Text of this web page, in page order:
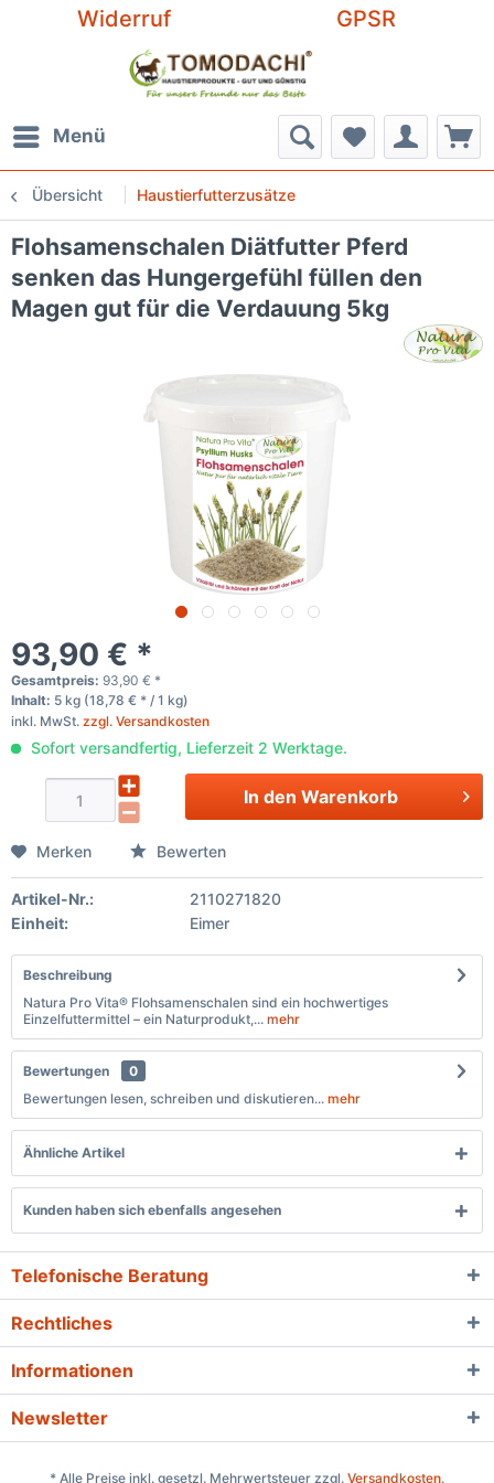
Widerruf GPSR
Menü
Übersicht Haustierfutterzusätze
Flohsamenschalen Diätfutter Pferd
senken das Hungergefühl füllen den
Magen gut für die Verdauung 5kg
93,90 € *
Gesamtpreis: 93,90 € *
Inhalt: 5 kg (18,78 € * / 1 kg)
inkl. MwSt. zzgl. Versandkosten
Sofort versandfertig, Lieferzeit 2 Werktage.
In den Warenkorb
Merken Bewerten
Artikel-Nr.:
2110271820
Einheit:
Eimer
Beschreibung
Natura Pro Vita® Flohsamenschalen sind ein hochwertiges
Einzelfuttermittel – ein Naturprodukt,... mehr
Bewertungen
0
Bewertungen lesen, schreiben und diskutieren... mehr
Ähnliche Artikel
Kunden haben sich ebenfalls angesehen
Telefonische Beratung
Rechtliches
Informationen
Newsletter
* Alle Preise inkl. gesetzl. Mehrwertsteuer zzgl. Versandkosten.